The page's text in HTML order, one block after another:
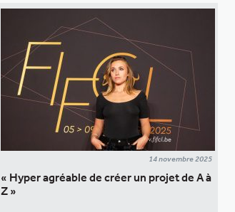
14 novembre 2025
« Hyper agréable de créer un projet de A à
Z »